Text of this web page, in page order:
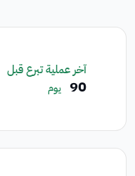
آخر عملية تبرع قبل
90 يوم